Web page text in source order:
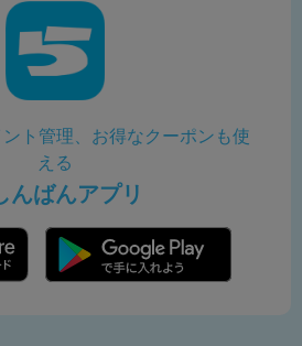
ト管理、お得なクーポンも使
える
んばんアプリ